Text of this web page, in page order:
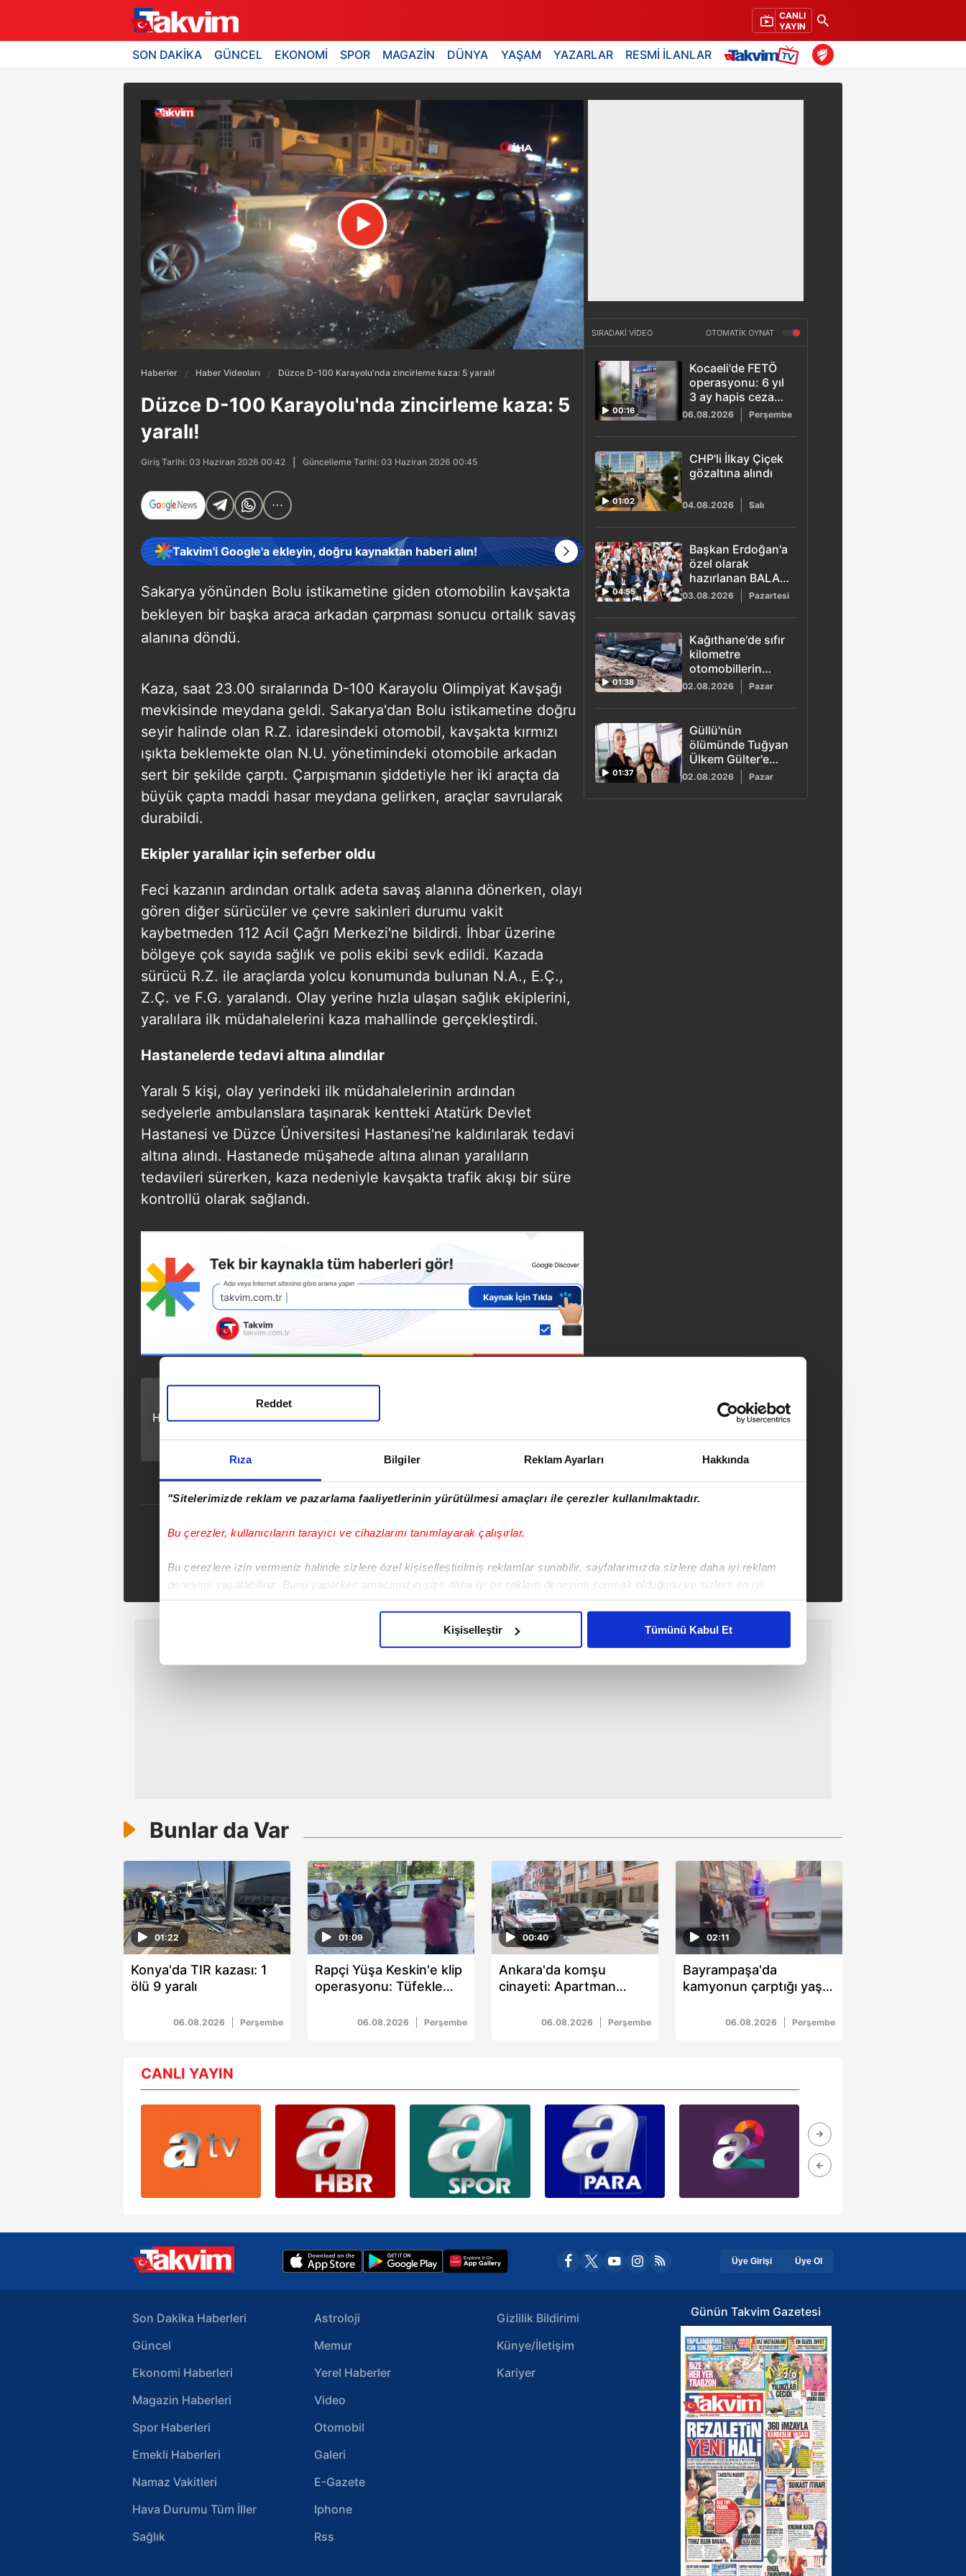
Rıza Bilgiler Reklam Ayarları Hakkında
"Sitelerimizde reklam ve pazarlama faaliyetlerinin yürütülmesi amaçları ile çerezler kullanılmaktadır.
Bu çerezler, kullanıcıların tarayıcı ve cihazlarını tanımlayarak çalışırlar.
Bu çerezlere izin vermeniz halinde sizlere özel kişiselleştirilmiş reklamlar sunabilir, sayfalarımızda sizlere daha iyi reklam
deneyimi yaşatabiliriz. Bunu yaparken amacımızın size daha iyi bir reklam deneyimi sunmak olduğunu ve sizlere en iyi
6698 sayılı Kişisel Verilerin Korunması Kanunu uyarınca hazırlanmış Aydınlatma Metnimizi okumak ve sitemizde ilgili
mevzuata uygun olarak kullanılan çerezlerle ilgili bilgi almak için lütfen
Reddet
Kişiselleştir Tümünü Kabul Et
CANLI
YAYIN
SON DAKİKA GÜNCEL EKONOMİ SPOR MAGAZİN DÜNYA YAŞAM YAZARLAR RESMİ İLANLAR
Haberler Haber Videoları Düzce D-100 Karayolu'nda zincirleme kaza: 5 yaralı!
Düzce D-100 Karayolu'nda zincirleme kaza: 5
yaralı!
Giriş Tarihi: 03 Haziran 2026 00:42 Güncelleme Tarihi: 03 Haziran 2026 00:45
Takvim'i Google'a ekleyin, doğru kaynaktan haberi alın!
Sakarya yönünden Bolu istikametine giden otomobilin kavşakta
bekleyen bir başka araca arkadan çarpması sonucu ortalık savaş
alanına döndü.
Kaza, saat 23.00 sıralarında D-100 Karayolu Olimpiyat Kavşağı
mevkisinde meydana geldi. Sakarya'dan Bolu istikametine doğru
seyir halinde olan R.Z. idaresindeki otomobil, kavşakta kırmızı
ışıkta beklemekte olan N.U. yönetimindeki otomobile arkadan
sert bir şekilde çarptı. Çarpışmanın şiddetiyle her iki araçta da
büyük çapta maddi hasar meydana gelirken, araçlar savrularak
durabildi.
Ekipler yaralılar için seferber oldu
Feci kazanın ardından ortalık adeta savaş alanına dönerken, olayı
gören diğer sürücüler ve çevre sakinleri durumu vakit
kaybetmeden 112 Acil Çağrı Merkezi'ne bildirdi. İhbar üzerine
bölgeye çok sayıda sağlık ve polis ekibi sevk edildi. Kazada
sürücü R.Z. ile araçlarda yolcu konumunda bulunan N.A., E.Ç.,
Z.Ç. ve F.G. yaralandı. Olay yerine hızla ulaşan sağlık ekiplerini,
yaralılara ilk müdahalelerini kaza mahallinde gerçekleştirdi.
Hastanelerde tedavi altına alındılar
Yaralı 5 kişi, olay yerindeki ilk müdahalelerinin ardından
sedyelerle ambulanslara taşınarak kentteki Atatürk Devlet
Hastanesi ve Düzce Üniversitesi Hastanesi'ne kaldırılarak tedavi
altına alındı. Hastanede müşahede altına alınan yaralıların
tedavileri sürerken, kaza nedeniyle kavşakta trafik akışı bir süre
kontrollü olarak sağlandı.
Dünya Kupası için
Hatay'da sel dehşeti!
taş yığınları kaldı
Serkan Cortaoğlu
SIRADAKİ VİDEO OTOMATİK OYNAT
00:16
Kocaeli'de FETÖ
operasyonu: 6 yıl
3 ay hapis cezası
bulunan ihraç
kıdemli albay
yakalandı
06.08.2026 Perşembe
01:02
CHP'li İlkay Çiçek
gözaltına alındı
04.08.2026 Salı
04:55
Başkan Erdoğan'a
özel olarak
hazırlanan BALA
şarkısı yayımlandı
03.08.2026 Pazartesi
01:38
Kağıthane'de sıfır
kilometre
otomobillerin
üzerine duvar
02.08.2026 Pazar
01:37
Güllü'nün
ölümünde Tuğyan
Ülkem Gülter'e
ağırlaştırılmış
müebbet hapis
talebi
02.08.2026 Pazar
Bunlar da Var
01:22
Konya'da TIR kazası: 1
ölü 9 yaralı
06.08.2026 Perşembe
01:09
Rapçi Yüşa Keskin'e klip
operasyonu: Tüfekle
adliyeye sevk edildi
06.08.2026 Perşembe
00:40
Ankara'da komşu
cinayeti: Apartman
Ayhan Koç tabancayla
06.08.2026 Perşembe
02:11
Bayrampaşa'da
kamyonun çarptığı yaşlı
Sürücü gözaltına alındı
06.08.2026 Perşembe
CANLI YAYIN
Üye Girişi Üye Ol
Son Dakika Haberleri
Güncel
Ekonomi Haberleri
Magazin Haberleri
Spor Haberleri
Emekli Haberleri
Namaz Vakitleri
Hava Durumu Tüm İller
Sağlık
Astroloji
Memur
Yerel Haberler
Video
Otomobil
Galeri
E-Gazete
Iphone
Rss
Gizlilik Bildirimi
Künye/İletişim
Kariyer
Günün Takvim Gazetesi